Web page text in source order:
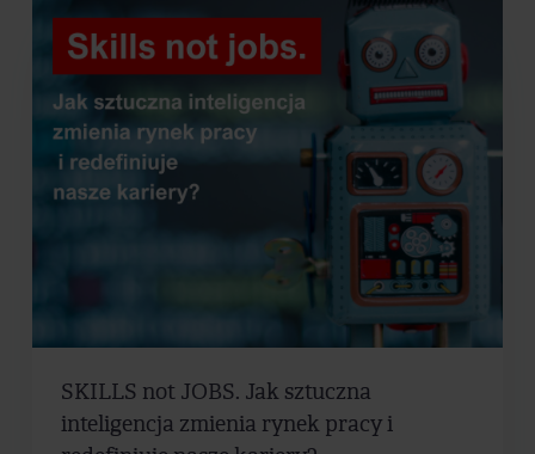
SKILLS not JOBS. Jak sztuczna
inteligencja zmienia rynek pracy i